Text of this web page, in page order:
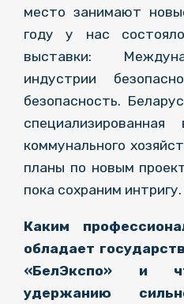
место занимают
году у нас
выставки:
индустрии
безопасность.
коммунального
планы по новым
пока сохраним интригу.
Каким
обладает
«БелЭкспо» и
удержанию